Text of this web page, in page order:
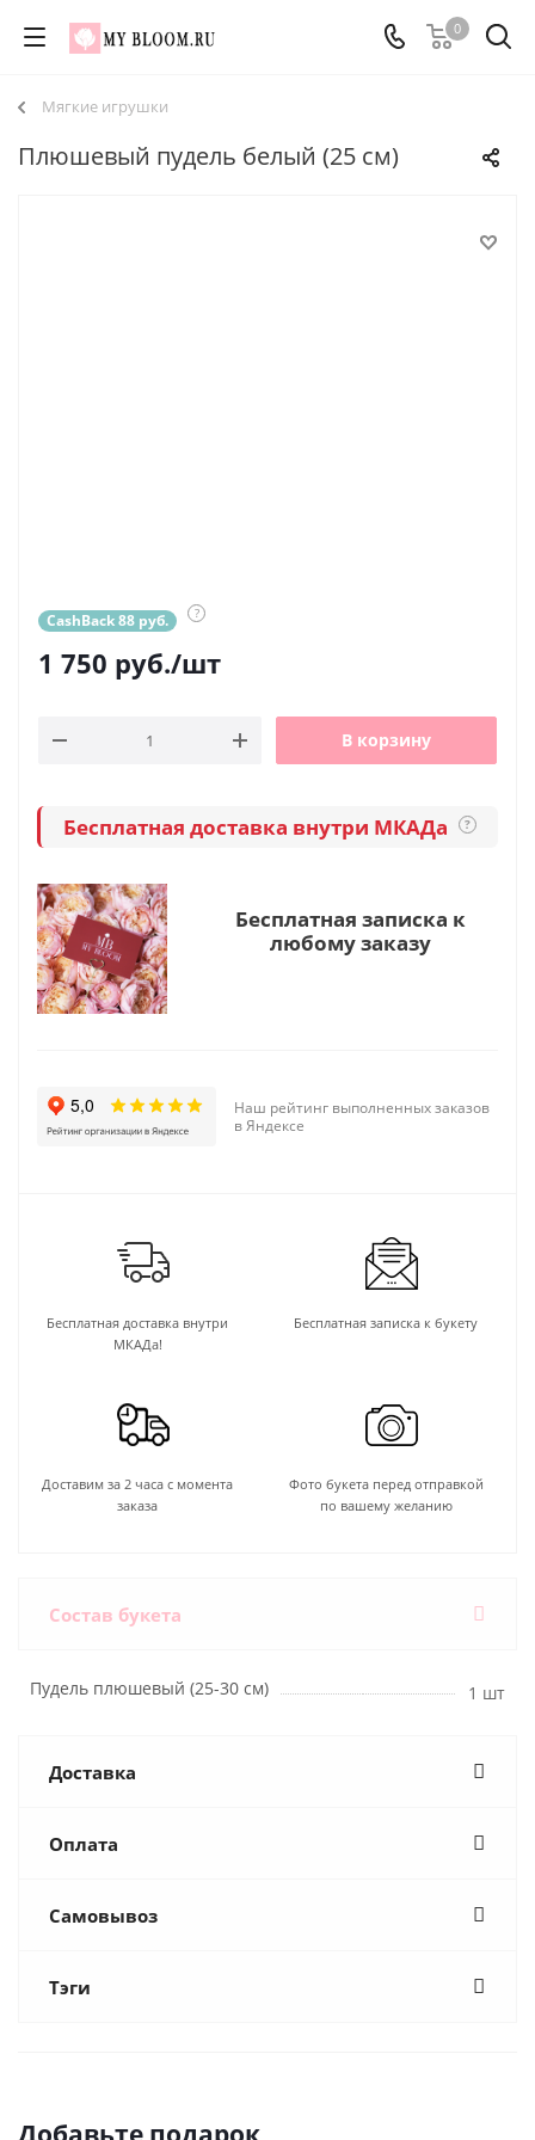
0
Мягкие игрушки
Плюшевый пудель белый (25 см)
CashBack 88 руб. ?
1 750 руб./шт
В корзину
Бесплатная доставка внутри МКАДа ?
Бесплатная записка к
любому заказу
Наш рейтинг выполненных заказов
в Яндексе
Бесплатная доставка внутри
МКАДа!
Бесплатная записка к букету
Доставим за 2 часа с момента
заказа
Фото букета перед отправкой
по вашему желанию
Состав букета
Пудель плюшевый (25-30 см) 1 шт
Доставка
Оплата
Самовывоз
Тэги